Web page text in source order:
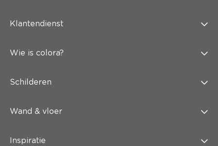
Klantendienst
Wie is colora?
Schilderen
Wand & vloer
Inspiratie